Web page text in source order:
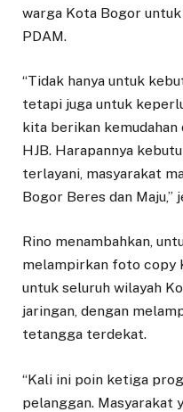
warga Kota Bogor
PDAM.
“Tidak hanya untuk
tetapi juga untuk
kita berikan
HJB. Harapannya
terlayani, masyarakat
Bogor Beres dan Maju,”
Rino menambahkan,
melampirkan foto copy
untuk seluruh wilayah
jaringan, dengan
tetangga terdekat.
“Kali ini poin ketiga
pelanggan. Masyarakat